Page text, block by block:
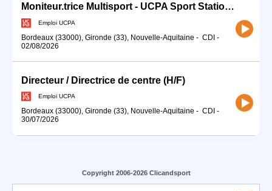
Moniteur.trice Multisport - UCPA Sport Station - Bordeaux (33) (H/F)
Emploi UCPA
Bordeaux (33000), Gironde (33), Nouvelle-Aquitaine - CDI -
02/08/2026
Directeur / Directrice de centre (H/F)
Emploi UCPA
Bordeaux (33000), Gironde (33), Nouvelle-Aquitaine - CDI -
30/07/2026
Copyright 2006-2026 Clicandsport